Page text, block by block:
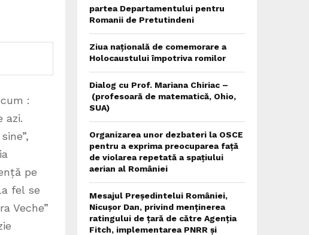
:
azi.
pe
fel se
Veche”
partea Departamentului pentru
Romanii de Pretutindeni
Ziua națională de comemorare a
Holocaustului împotriva romilor
Dialog cu Prof. Mariana Chiriac –
(profesoară de matematică, Ohio,
SUA)
Organizarea unor dezbateri la OSCE
pentru a exprima preocuparea față
de violarea repetată a spațiului
aerian al României
Mesajul Președintelui României,
Nicușor Dan, privind menținerea
ratingului de țară de către Agenția
Fitch, implementarea PNRR și